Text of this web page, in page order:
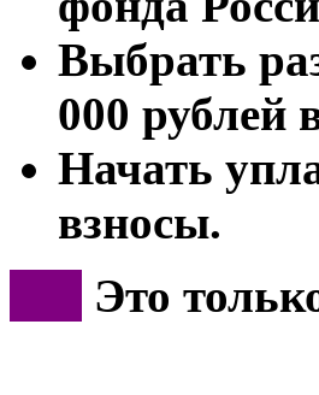
Выбрать
000 рублей
Начать
взносы.
Это